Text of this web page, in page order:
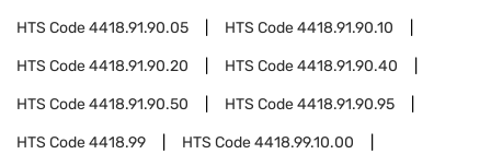
HTS Code4418.91.90.05 HTS Code4418.91.90.10
HTS Code4418.91.90.20 HTS Code4418.91.90.40
HTS Code4418.91.90.50 HTS Code4418.91.90.95
HTS Code4418.99 HTS Code4418.99.10.00